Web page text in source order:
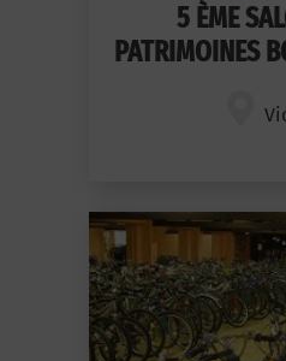
5 ÈME
PATRIMOINES